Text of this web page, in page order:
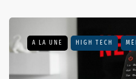
A LA UNE HIGH TECH